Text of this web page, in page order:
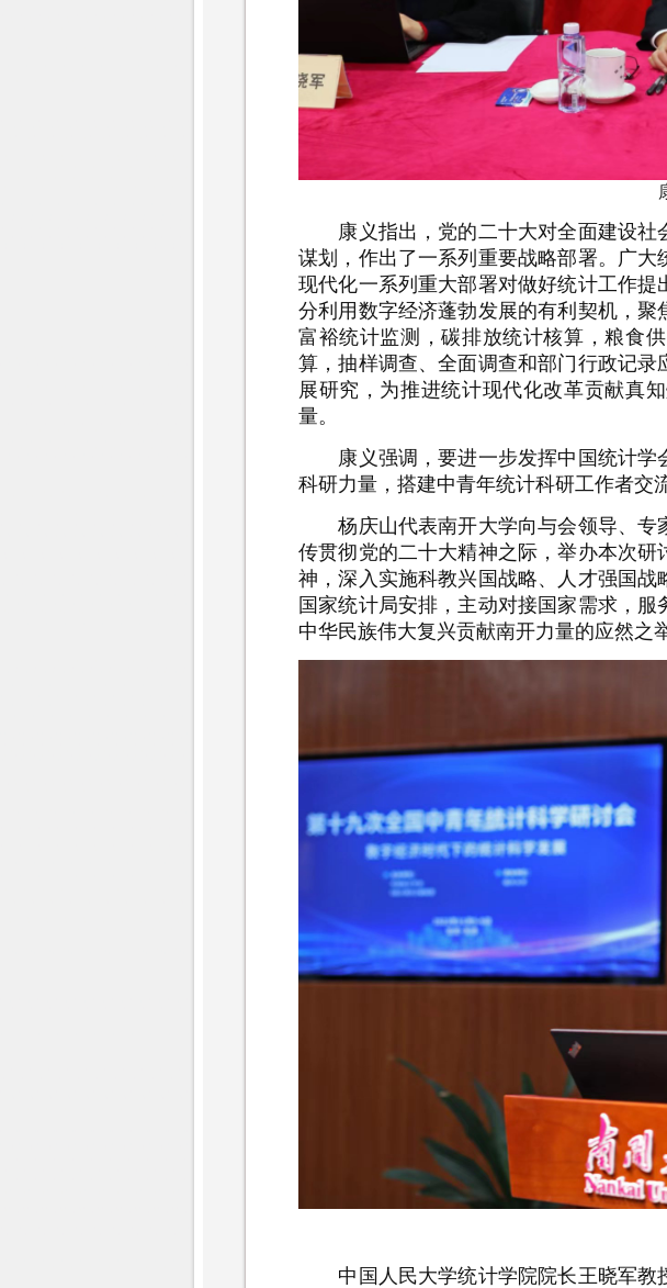
康义指出，党的二十大对全面建设社
谋划，作出了一系列重要战略部署。广
现代化一系列重大部署对做好统计工作
分利用数字经济蓬勃发展的有利契机，
富裕统计监测，碳排放统计核算，粮食
算，抽样调查、全面调查和部门行政记
展研究，为推进统计现代化改革贡献真
量。
康义强调，要进一步发挥中国统计学
科研力量，搭建中青年统计科研工作者交
杨庆山代表南开大学向与会领导、专
传贯彻党的二十大精神之际，举办本次
神，深入实施科教兴国战略、人才强国
国家统计局安排，主动对接国家需求，
中华民族伟大复兴贡献南开力量的应然之举
中国人民大学统计学院院长王晓军教